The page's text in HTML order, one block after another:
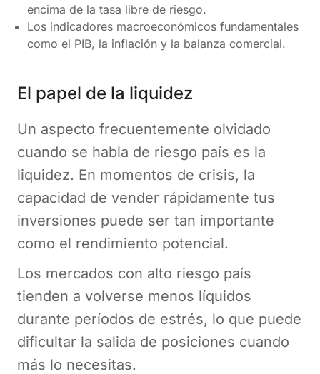
encima de la tasa libre de riesgo.
Los indicadores macroeconómicos fundamentales
como el PIB, la inflación y la balanza comercial.
El papel de la liquidez
Un aspecto frecuentemente olvidado
cuando se habla de riesgo país es la
liquidez. En momentos de crisis, la
capacidad de vender rápidamente tus
inversiones puede ser tan importante
como el rendimiento potencial.
Los mercados con alto riesgo país
tienden a volverse menos líquidos
durante períodos de estrés, lo que puede
dificultar la salida de posiciones cuando
más lo necesitas.